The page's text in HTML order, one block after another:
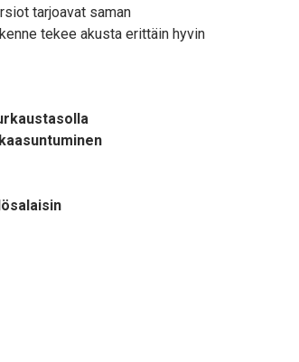
tarjoavat saman
tekee akusta erittäin hyvin